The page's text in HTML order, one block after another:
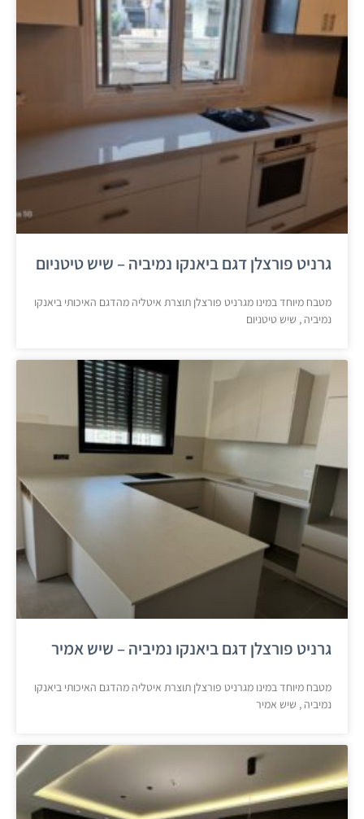
גרניט פורצלן דגם ביאנקו נמיביה – שיש טיטניום
מטבח מיוחד במינו מגרניט פורצלן תוצרת איטליה מהדגם האיכותי ביאנקו
נמיביה , שיש טיטניום
גרניט פורצלן דגם ביאנקו נמיביה – שיש אמיר
מטבח מיוחד במינו מגרניט פורצלן תוצרת איטליה מהדגם האיכותי ביאנקו
נמיביה , שיש אמיר